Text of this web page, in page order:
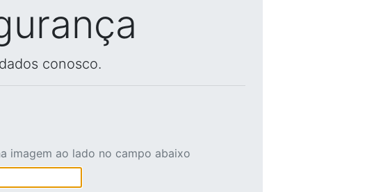
conosco.
imagem ao lado no campo abaixo